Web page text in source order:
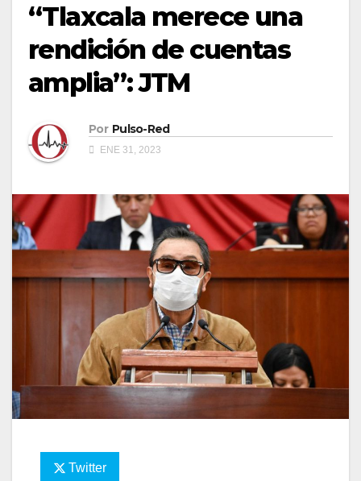
“Tlaxcala merece una
rendición de cuentas
amplia”: JTM
Por Pulso-Red
ENE 31, 2023
Twitter